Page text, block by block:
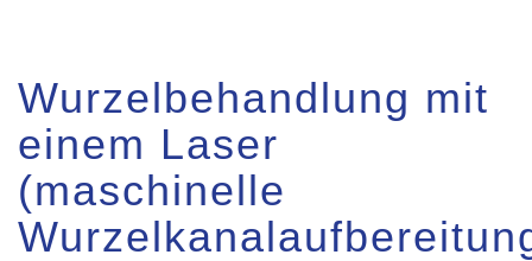
Wurzelbehandlung mit
einem Laser
(maschinelle